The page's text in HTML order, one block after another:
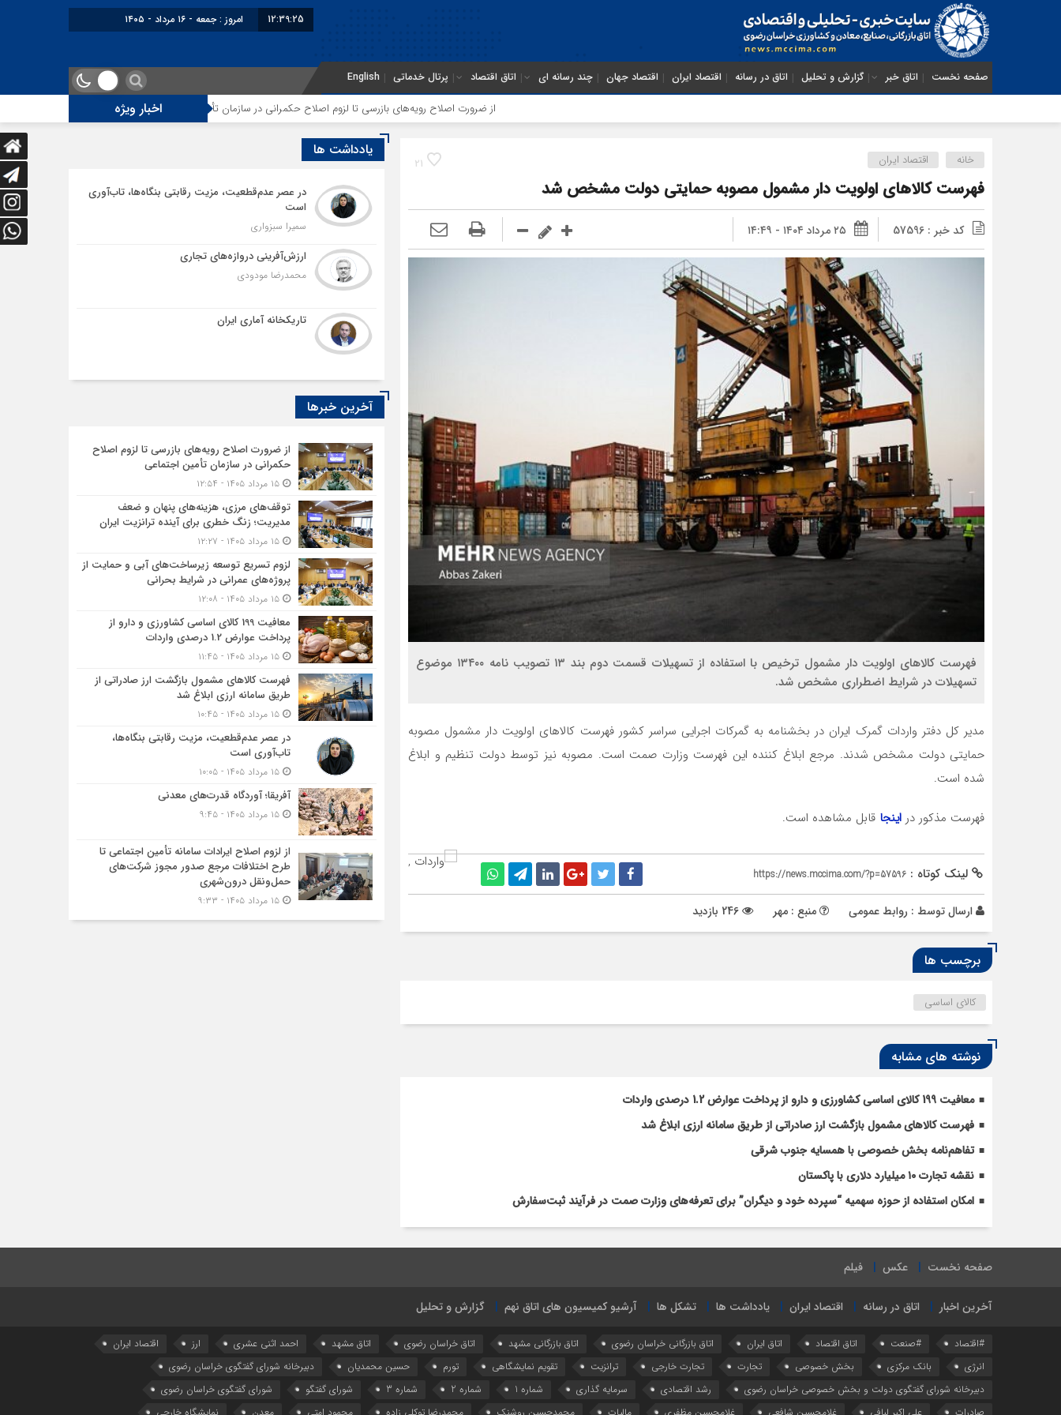
12:39:25 امروز : جمعه - ۱۶ مرداد - ۱۴۰۵
صفحه نخست اتاق خبر گزارش و تحلیل اتاق در رسانه اقتصاد ایران اقتصاد جهان چند رسانه ای اتاق اقتصاد پرتال خدماتی English
اخبار ویژه از ضرورت اصلاح رویه‌های بازرسی تا لزوم اصلاح حکمرانی در سازمان تأمین اجتماعی توقف‌های مرزی، هزینه‌های پنهان و
21 خانه اقتصاد ایران
فهرست کالاهای اولویت دار مشمول مصوبه حمایتی دولت مشخص شد
کد خبر : 57596 ۲۵ مرداد ۱۴۰۴ - ۱۴:۴۹
فهرست کالاهای اولویت دار مشمول ترخیص با استفاده از تسهیلات قسمت دوم بند ۱۳ تصویب نامه ۱۳۴۰۰ موضوع
تسهیلات در شرایط اضطراری مشخص شد.
مدیر کل دفتر واردات گمرک ایران در بخشنامه به گمرکات اجرایی سراسر کشور فهرست کالاهای اولویت دار مشمول مصوبه
حمایتی دولت مشخص شدند. مرجع ابلاغ کننده این فهرست وزارت صمت است. مصوبه نیز توسط دولت تنظیم و ابلاغ
شده است.
فهرست مذکور در اینجا قابل مشاهده است.
لینک کوتاه : https://news.mccima.com/?p=57596
ارسال توسط : روابط عمومی منبع : مهر
برچسب ها
کالای اساسی
نوشته های مشابه
معافیت 199 کالای اساسی کشاورزی و دارو از پرداخت عوارض 1.2 درصدی واردات
فهرست کالاهای مشمول بازگشت ارز صادراتی از طریق سامانه ارزی ابلاغ شد
تفاهم‌نامه بخش خصوصی با همسایه جنوب شرقی
نقشه تجارت ۱۰‌ میلیارد دلاری با پاکستان
امکان استفاده از حوزه سهمیه “سپرده خود و دیگران” برای تعرفه‌های وزارت صمت در فرآیند ثبت‌سفارش
یادداشت ها
در عصر عدم‌قطعیت، مزیت رقابتی بنگاه‌ها، تاب‌آوری
است
سمیرا سبزواری
ارزش‌آفرینی دروازه‌های تجاری
محمدرضا مودودی
تاریکخانه آماری ایران
آخرین خبرها
از ضرورت اصلاح رویه‌های بازرسی تا لزوم اصلاح
حکمرانی در سازمان تأمین اجتماعی
۱۵ مرداد ۱۴۰۵ - ۱۲:۵۴
توقف‌های مرزی، هزینه‌های پنهان و ضعف
مدیریت؛ زنگ خطری برای آینده ترانزیت ایران
۱۵ مرداد ۱۴۰۵ - ۱۲:۲۷
لزوم تسریع توسعه زیرساخت‌های آبی و حمایت از
پروژه‌های عمرانی در شرایط بحرانی
۱۵ مرداد ۱۴۰۵ - ۱۲:۰۸
معافیت 199 کالای اساسی کشاورزی و دارو از
پرداخت عوارض 1.2 درصدی واردات
۱۵ مرداد ۱۴۰۵ - ۱۱:۴۵
فهرست کالاهای مشمول بازگشت ارز صادراتی از
طریق سامانه ارزی ابلاغ شد
۱۵ مرداد ۱۴۰۵ - ۱۰:۴۵
در عصر عدم‌قطعیت، مزیت رقابتی بنگاه‌ها،
تاب‌آوری است
۱۵ مرداد ۱۴۰۵ - ۱۰:۰۵
آفریقا؛ آوردگاه قدرت‌های معدنی
۱۵ مرداد ۱۴۰۵ - ۹:۴۵
از لزوم اصلاح ایرادات سامانه تأمین اجتماعی تا
طرح اختلافات مرجع صدور مجوز شرکت‌های
حمل‌ونقل درون‌شهری
۱۵ مرداد ۱۴۰۵ - ۹:۳۳
صفحه نخست عکس فیلم
آخرین اخبار اتاق در رسانه اقتصاد ایران یادداشت ها تشکل ها آرشیو کمیسیون های اتاق نهم گزارش و تحلیل
#اقتصاد #صنعت اتاق اقتصاد اتاق ایران اتاق بازرگانی خراسان رضوی اتاق بازرگانی مشهد اتاق خراسان رضوی اتاق مشهد احمد اثنی عشری ارز
اقتصاد ایران
انرژی
بانک مرکزی بخش خصوصی تجارت تجارت خارجی ترانزیت تقویم نمایشگاهی تورم حسین محمدیان
دبیرخانه شورای گفتگوی خراسان رضوی
دبیرخانه شورای گفتگوی دولت و بخش خصوصی خراسان رضوی
رشد اقتصادی سرمایه گذاری شماره 1 شماره 2 شماره 3 شورای گفتگو
شورای گفتگوی خراسان رضوی
صادرات
علی اکبر لبافی غلامحسین شافعی غلامحسین مظفری مالیات محمدحسین روشنک محمدرضا توکلی زاده محمود امتی معدن نمایشگاه خارجی